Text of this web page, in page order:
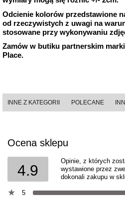
Odcienie kolorów przedstawione
od rzeczywistych z uwagi na
stosowane przy wykonywaniu
Zamów w butiku partnerskim
Place.
INNE Z KATEGORII POLECANE
Ocena sklepu
4.9
Opinie, z których
wystawione przez
dokonali zakupu w
5